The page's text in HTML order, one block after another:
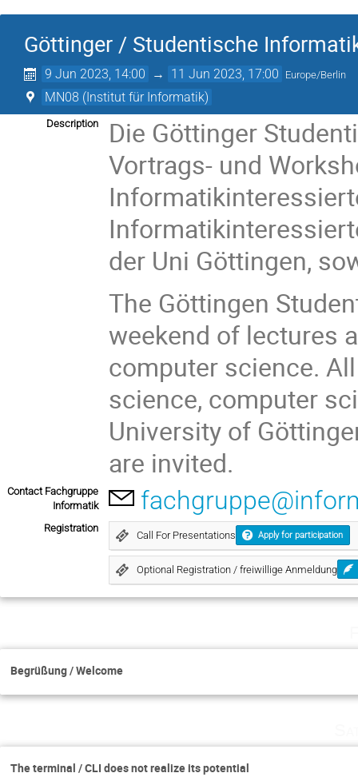
Göttinger / Studentische
9 Jun 2023, 14:00 → 11 Jun 2023, 17:00 Europe/Berlin
MN08 (Institut für Informatik)
Description
Die Göttinger
Vortrags- und
der Uni Göttingen,
The Göttingen
weekend of lectures
computer science.
science, computer
University of
are invited.
Contact Fachgruppe
Informatik
Registration
Call For Presentations Apply for participation
Optional Registration / freiwillige Anmeldung
Begrüßung / Welcome
The terminal / CLI does not realize its potential